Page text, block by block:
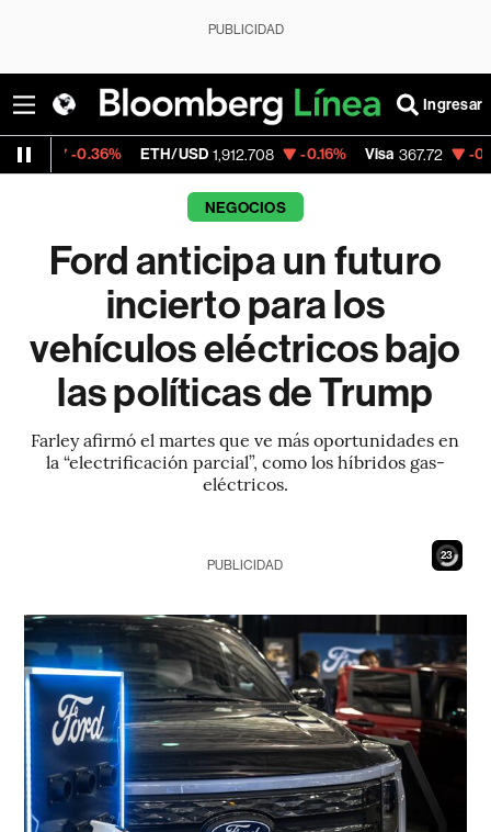
PUBLICIDAD
Ingresar
ETH/USD 1,912.708 -0.16% Visa 367.72 -0.22%
NEGOCIOS
Ford anticipa un futuro
incierto para los
vehículos eléctricos bajo
las políticas de Trump
Farley afirmó el martes que ve más oportunidades en
la “electrificación parcial”, como los híbridos gas-
eléctricos.
21
PUBLICIDAD